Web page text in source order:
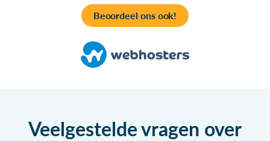
Beoordeel ons ook!
Veelgestelde vragen over